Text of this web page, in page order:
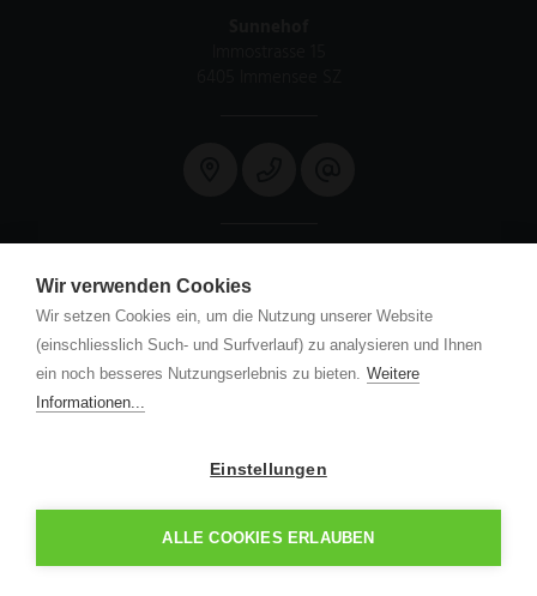
Wir verwenden Cookies
Wir setzen Cookies ein, um die Nutzung unserer Website
(einschliesslich Such- und Surfverlauf) zu analysieren und Ihnen
ein noch besseres Nutzungserlebnis zu bieten. Weitere
Informationen...
Einstellungen
ALLE COOKIES ERLAUBEN
Sa. - So. Schalter geschlossen
Pflege und Betreuung
Anmeldung
© 2022 Sunnehof
AGB / Impressum
Datenschutz